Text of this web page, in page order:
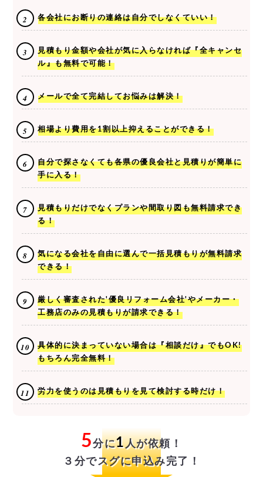
各会社にお断りの連絡は自分でしなくていい！
見積もり金額や会社が気に入らなければ『全キャンセ
ル』も無料で可能！
メールで全て完結してお悩みは解決！
相場より費用を1割以上抑えることができる！
自分で探さなくても各県の優良会社と見積りが簡単に
手に入る！
見積もりだけでなくプランや間取り図も無料請求でき
る！
気になる会社を自由に選んで一括見積もりが無料請求
できる！
厳しく審査された'優良リフォーム会社'やメーカー・
工務店のみの見積もりが請求できる！
具体的に決まっていない場合は『相談だけ』でもOK!
もちろん完全無料！
労力を使うのは見積もりを見て検討する時だけ！
5分に1人が依頼！
３分でスグに申込み完了！